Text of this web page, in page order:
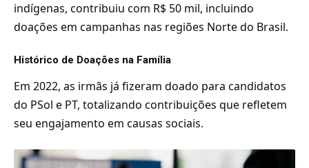
indígenas, contribuiu com R$ 50 mil, incluindo
doações em campanhas nas regiões Norte do Brasil.
Histórico de Doações na Família
Em 2022, as irmãs já fizeram doado para candidatos
do PSol e PT, totalizando contribuições que refletem
seu engajamento em causas sociais.